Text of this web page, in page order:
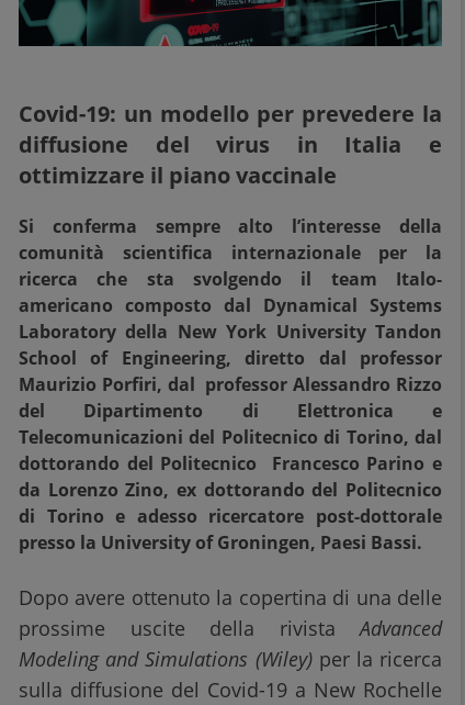
Covid-19: un modello per prevedere la
diffusione del virus in Italia e
ottimizzare il piano vaccinale
Si conferma sempre alto l’interesse della
comunità scientifica internazionale per la
ricerca che sta svolgendo il team Italo-
americano composto dal Dynamical Systems
Laboratory della New York University Tandon
School of Engineering, diretto dal professor
Maurizio Porfiri, dal professor Alessandro Rizzo
del Dipartimento di Elettronica e
Telecomunicazioni del Politecnico di Torino, dal
dottorando del Politecnico Francesco Parino e
da Lorenzo Zino, ex dottorando del Politecnico
di Torino e adesso ricercatore post-dottorale
presso la University of Groningen, Paesi Bassi.
Dopo avere ottenuto la copertina di una delle
prossime uscite della rivistaAdvanced
Modeling and Simulations (Wiley)per la ricerca
sulla diffusione del Covid-19 a New Rochelle